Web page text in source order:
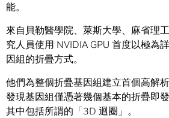
能。
來自貝勒醫學院、萊斯大學、麻省理
究人員使用 NVIDIA GPU 首度以極為
因組的折疊方式。
他們為整個折疊基因組建立首個高解
發現基因組僅憑著幾個基本的折疊即
其中包括所謂的「3D 迴圈」。